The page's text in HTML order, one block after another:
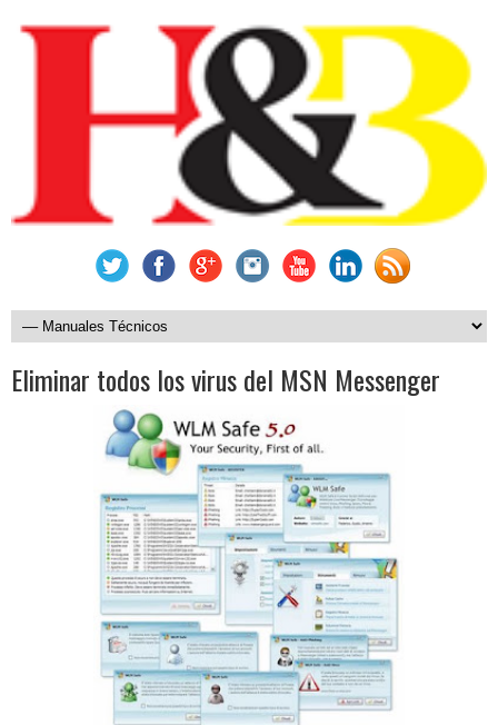
Eliminar todos los virus del MSN Messenger